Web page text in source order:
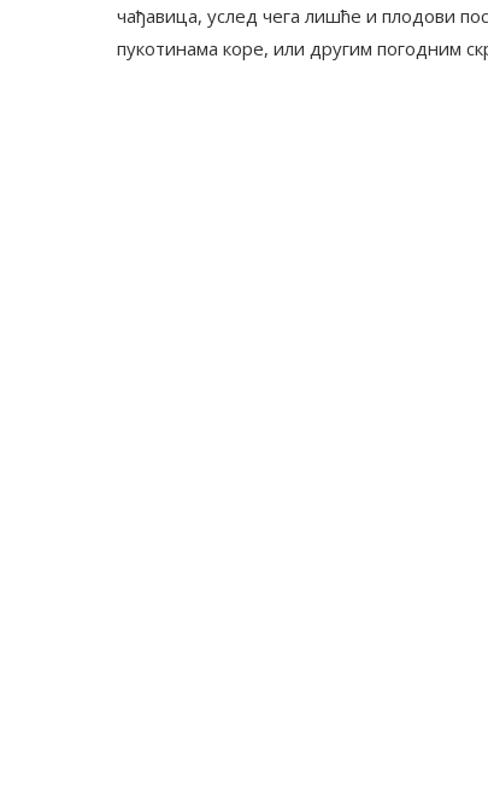
чађавица, услед чега лишће и плодови
пукотинама коре, или другим погодним